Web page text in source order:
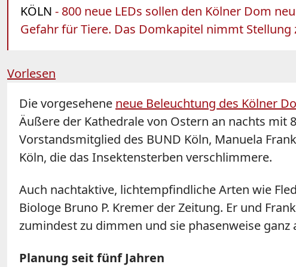
KÖLN - 800 neue LEDs sollen den Kölner Dom
Gefahr für Tiere. Das Domkapitel nimmt Stellung
Vorlesen
Die vorgesehene neue Beleuchtung des Kölner
Äußere der Kathedrale von Ostern an nachts mit
Vorstandsmitglied des BUND Köln, Manuela
Köln, die das Insektensterben verschlimmere.
Auch nachtaktive, lichtempfindliche Arten wie
Biologe Bruno P. Kremer der Zeitung. Er und
zumindest zu dimmen und sie phasenweise ganz
Planung seit fünf Jahren